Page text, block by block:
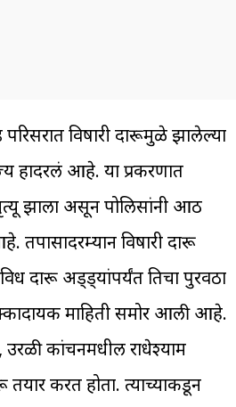
विषारी दारूमुळे झालेल्या
हादरलं आहे. या प्रकरणात
झाला असून पोलिसांनी आठ
विषारी दारू
दारू अड्ड्यांपर्यंत तिचा पुरवठा
माहिती समोर आली आहे.
उरळी कांचनमधील राधेश्याम
तयार करत होता. त्याच्याकडून